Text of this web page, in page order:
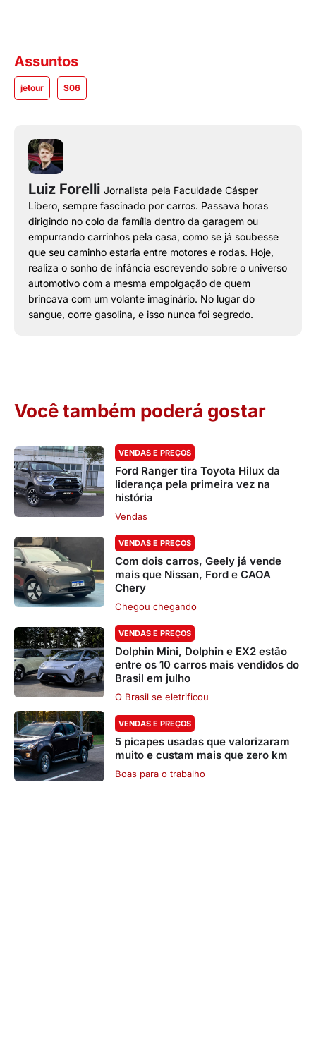
Assuntos
jetour S06
Luiz Forelli Jornalista pela Faculdade Cásper
Líbero, sempre fascinado por carros. Passava horas
dirigindo no colo da família dentro da garagem ou
empurrando carrinhos pela casa, como se já soubesse
que seu caminho estaria entre motores e rodas. Hoje,
realiza o sonho de infância escrevendo sobre o universo
automotivo com a mesma empolgação de quem
brincava com um volante imaginário. No lugar do
sangue, corre gasolina, e isso nunca foi segredo.
Você também poderá gostar
VENDAS E PREÇOS
Ford Ranger tira Toyota Hilux da
liderança pela primeira vez na
história
Vendas
VENDAS E PREÇOS
Com dois carros, Geely já vende
mais que Nissan, Ford e CAOA
Chery
Chegou chegando
VENDAS E PREÇOS
Dolphin Mini, Dolphin e EX2 estão
entre os 10 carros mais vendidos do
Brasil em julho
O Brasil se eletrificou
VENDAS E PREÇOS
5 picapes usadas que valorizaram
muito e custam mais que zero km
Boas para o trabalho